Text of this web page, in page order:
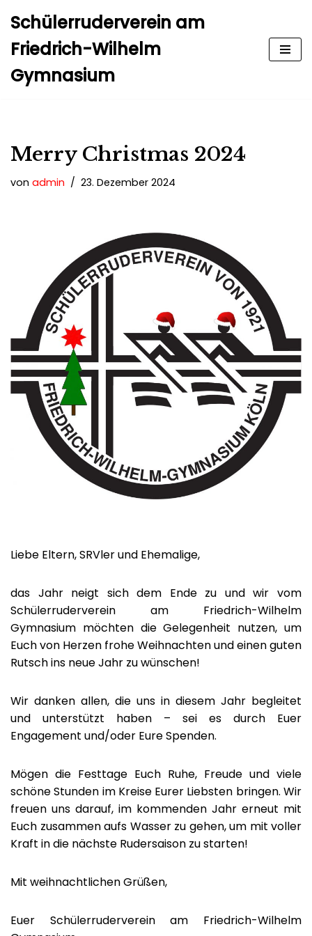
Zum
Inhalt
springen
Schülerruderverein am
Friedrich-Wilhelm
Gymnasium
Merry Christmas 2024
von admin 23. Dezember 2024
Liebe Eltern, SRVler und Ehemalige,
das Jahr neigt sich dem Ende zu und wir vom
Schülerruderverein am Friedrich-Wilhelm
Gymnasium möchten die Gelegenheit nutzen, um
Euch von Herzen frohe Weihnachten und einen guten
Rutsch ins neue Jahr zu wünschen!
Wir danken allen, die uns in diesem Jahr begleitet
und unterstützt haben – sei es durch Euer
Engagement und/oder Eure Spenden.
Mögen die Festtage Euch Ruhe, Freude und viele
schöne Stunden im Kreise Eurer Liebsten bringen. Wir
freuen uns darauf, im kommenden Jahr erneut mit
Euch zusammen aufs Wasser zu gehen, um mit voller
Kraft in die nächste Rudersaison zu starten!
Mit weihnachtlichen Grüßen,
Euer Schülerruderverein am Friedrich-Wilhelm